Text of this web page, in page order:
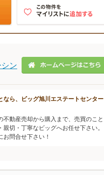
ン
なら、ビッグ旭川エステートセンター
不動産売却から購入まで、売買のこと
親切・丁寧なビッグへお任せ下さい。
お問合せ下さい！